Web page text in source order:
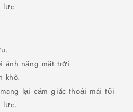
lực
ánh năng măt trời
khô.
lại cảm giác thoải mái tối
lực.